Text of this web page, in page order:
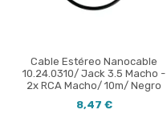
Cable Estéreo Nanocable
10.24.0310/ Jack 3.5 Macho -
2x RCA Macho/ 10m/ Negro
8,47 €